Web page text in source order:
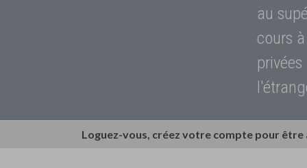
au
cours
Loguez-vous, créez votre compte pour